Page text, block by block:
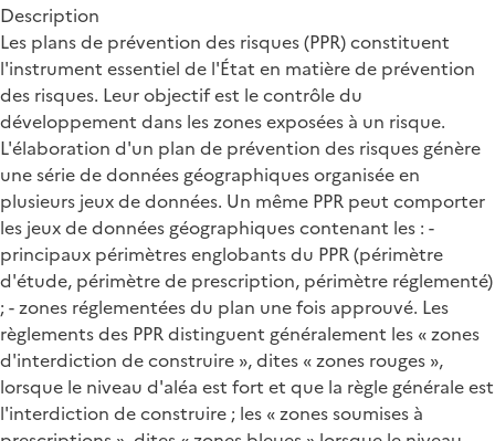
Description
Les plans de prévention des risques (PPR) constituent
l'instrument essentiel de l'État en matière de prévention
des risques. Leur objectif est le contrôle du
développement dans les zones exposées à un risque.
L'élaboration d'un plan de prévention des risques génère
une série de données géographiques organisée en
plusieurs jeux de données. Un même PPR peut comporter
les jeux de données géographiques contenant les : -
principaux périmètres englobants du PPR (périmètre
d'étude, périmètre de prescription, périmètre réglementé)
; - zones réglementées du plan une fois approuvé. Les
règlements des PPR distinguent généralement les « zones
d'interdiction de construire », dites « zones rouges »,
lorsque le niveau d'aléa est fort et que la règle générale est
l'interdiction de construire ; les « zones soumises à